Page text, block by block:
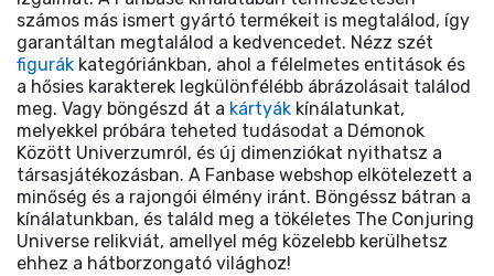
számos más ismert gyártó termékeit is megtalálod, így
garantáltan megtalálod a kedvencedet. Nézz szét
figurák kategóriánkban, ahol a félelmetes entitások és
a hősies karakterek legkülönfélébb ábrázolásait találod
meg. Vagy böngészd át a kártyák kínálatunkat,
melyekkel próbára teheted tudásodat a Démonok
Között Univerzumról, és új dimenziókat nyithatsz a
társasjátékozásban. A Fanbase webshop elkötelezett a
minőség és a rajongói élmény iránt. Böngéssz bátran a
kínálatunkban, és találd meg a tökéletes The Conjuring
Universe relikviát, amellyel még közelebb kerülhetsz
ehhez a hátborzongató világhoz!